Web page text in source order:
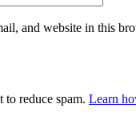
and website in this
to reduce spam. Learn